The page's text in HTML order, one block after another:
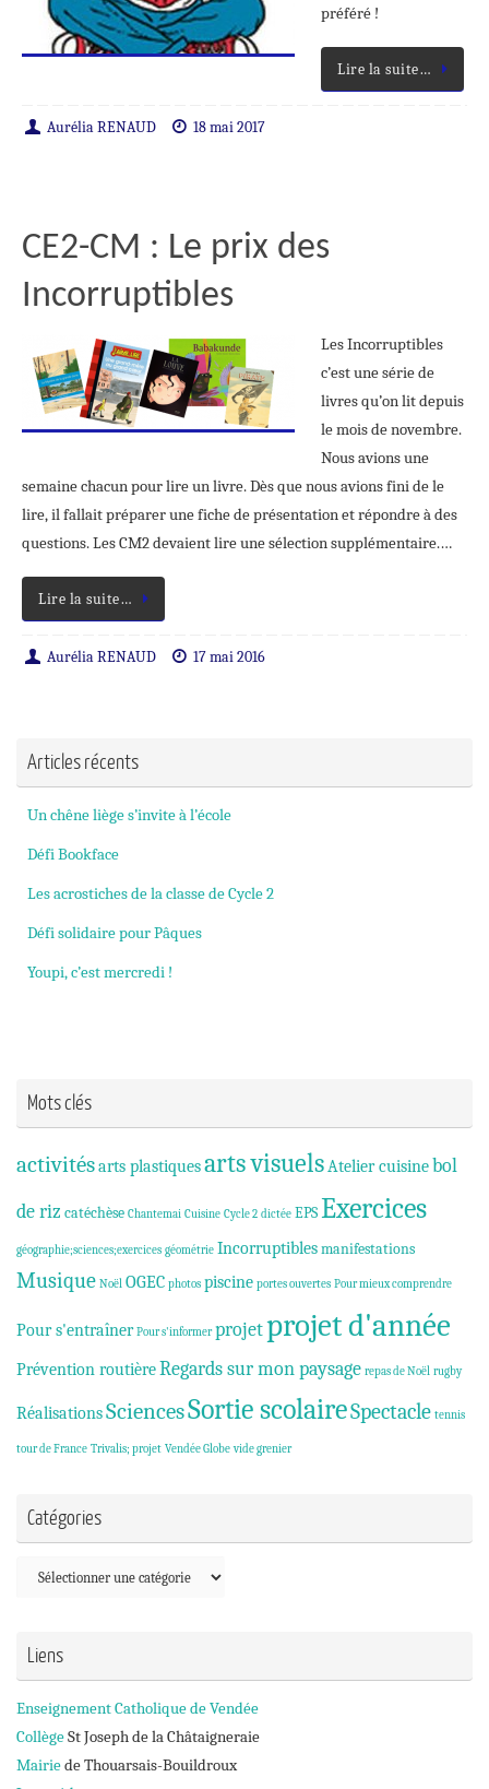
préféré !
Lire la suite…
Aurélia RENAUD 18 mai 2017
CE2-CM : Le prix des
Incorruptibles
Les Incorruptibles
c’est une série de
livres qu’on lit depuis
le mois de novembre.
Nous avions une
semaine chacun pour lire un livre. Dès que nous avions fini de le
lire, il fallait préparer une fiche de présentation et répondre à des
questions. Les CM2 devaient lire une sélection supplémentaire.…
Lire la suite…
Aurélia RENAUD 17 mai 2016
Articles récents
Un chêne liège s’invite à l’école
Défi Bookface
Les acrostiches de la classe de Cycle 2
Défi solidaire pour Pâques
Youpi, c’est mercredi !
Mots clés
activitésarts plastiquesarts visuelsAtelier cuisinebol
de riz catéchèse Chantemai Cuisine Cycle 2 dictée EPSExercices
géographie;sciences;exercices géométrie Incorruptiblesmanifestations
Musique Noël OGEC photos piscine portes ouvertes Pour mieux comprendre
Pour s'entraîner Pour s'informer projetprojet d'année
Prévention routièreRegards sur mon paysage repas de Noël rugby
RéalisationsSciencesSortie scolaireSpectacle tennis
tour de France Trivalis; projet Vendée Globe vide grenier
Catégories
Catégories
Liens
Enseignement Catholique de Vendée
CollègeSt Joseph de la Châtaigneraie
Mairiede Thouarsais-Bouildroux